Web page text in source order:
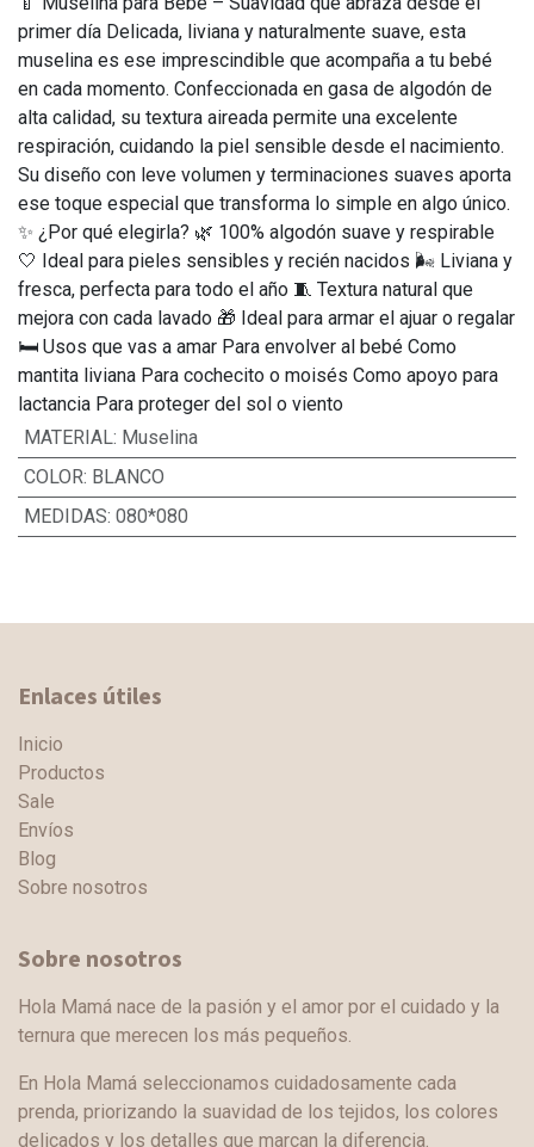
primer día Delicada, liviana y naturalmente suave, esta
muselina es ese imprescindible que acompaña a tu bebé
en cada momento. Confeccionada en gasa de algodón de
alta calidad, su textura aireada permite una excelente
respiración, cuidando la piel sensible desde el nacimiento.
Su diseño con leve volumen y terminaciones suaves aporta
ese toque especial que transforma lo simple en algo único.
✨ ¿Por qué elegirla? 🌿 100% algodón suave y respirable
🤍 Ideal para pieles sensibles y recién nacidos 🌬️ Liviana y
fresca, perfecta para todo el año 🧵 Textura natural que
mejora con cada lavado 🎁 Ideal para armar el ajuar o regalar
🛏️ Usos que vas a amar Para envolver al bebé Como
mantita liviana Para cochecito o moisés Como apoyo para
lactancia Para proteger del sol o viento
MATERIAL: Muselina
COLOR: BLANCO
MEDIDAS: 080*080
Enlaces útiles
Inicio
Productos
Sale
Envíos
Blog
Sobre nosotros
Sobre nosotros
Hola Mamá nace de la pasión y el amor por el cuidado y la
ternura que merecen los más pequeños.
En Hola Mamá seleccionamos cuidadosamente cada
prenda, priorizando la suavidad de los tejidos, los colores
delicados y los detalles que marcan la diferencia.